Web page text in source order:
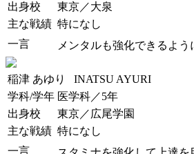
出身校
東京／大泉
主な戦績 特になし
一言
メンタルも強化できるよう
稲津 あゆり
INATSU AYURI
学科/学年 医学科／5年
出身校
東京／広尾学園
主な戦績 特になし
一言